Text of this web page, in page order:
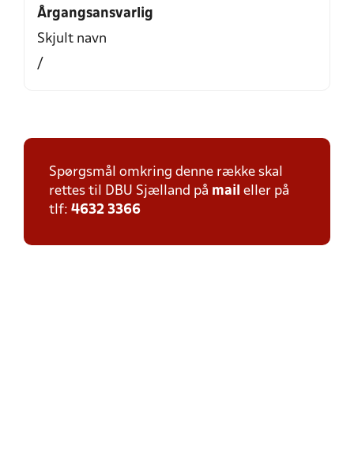
Årgangsansvarlig
Skjult navn
/
Spørgsmål omkring denne række skal
rettes til DBU Sjælland på mail eller på
tlf: 4632 3366